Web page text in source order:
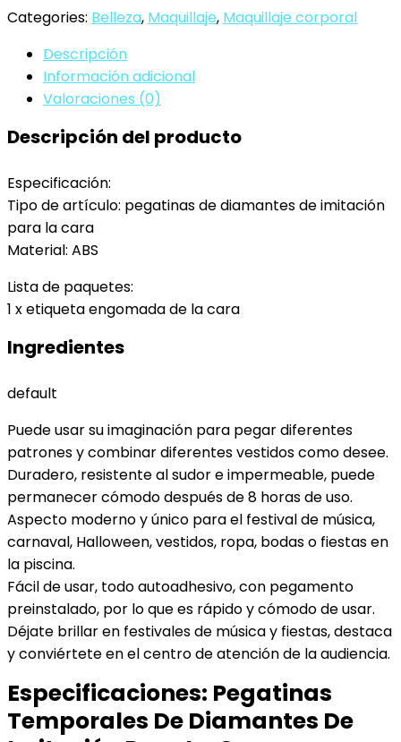
Imitación
Para
Cara,
Autoadhesivas
Joyas
De
Bricolaje,
Pegatinas…
Categories: Belleza, Maquillaje, Maquillaje corporal
Descripción
Información adicional
Valoraciones (0)
Descripción del producto
Especificación:
Tipo de artículo: pegatinas de diamantes de imitación
para la cara
Material: ABS
Lista de paquetes:
1 x etiqueta engomada de la cara
Ingredientes
default
Puede usar su imaginación para pegar diferentes
patrones y combinar diferentes vestidos como desee.
Duradero, resistente al sudor e impermeable, puede
permanecer cómodo después de 8 horas de uso.
Aspecto moderno y único para el festival de música,
carnaval, Halloween, vestidos, ropa, bodas o fiestas en
la piscina.
Fácil de usar, todo autoadhesivo, con pegamento
preinstalado, por lo que es rápido y cómodo de usar.
Déjate brillar en festivales de música y fiestas, destaca
y conviértete en el centro de atención de la audiencia.
Especificaciones: Pegatinas
Temporales De Diamantes De